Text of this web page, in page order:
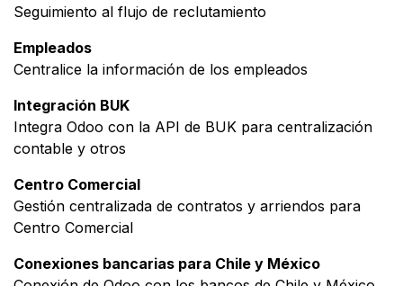
Seguimiento al flujo de reclutamiento
Empleados
Centralice la información de los empleados
Integración BUK
Integra Odoo con la API de BUK para centralización
contable y otros
Centro Comercial
Gestión centralizada de contratos y arriendos para
Centro Comercial
Conexiones bancarias para Chile y México